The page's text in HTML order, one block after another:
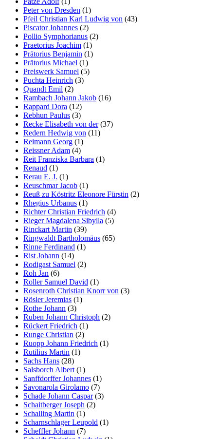
Peter von Dresden (1)
Pfeil Christian Karl Ludwig von (43)
Piscator Johannes (2)
Pollio Symphorianus (2)
Praetorius Joachim (1)
Prätorius Benjamin (1)
Prätorius Michael (1)
Preiswerk Samuel (5)
Puchta Heinrich (3)
Quandt Emil (2)
Rambach Johann Jakob (16)
Rappard Dora (12)
Rebhun Paulus (3)
Recke Elisabeth von der(37)
Redern Hedwig von (11)
Reimann Georg (1)
Reissner Adam (4)
Reit Franziska Barbara (1)
Renaud (1)
Rerau E. J. (1)
Reuschmar Jacob (1)
Reuß zu Köstritz Eleonore Fürstin (2)
Rhegius Urbanus (1)
Richter Christian Friedrich (4)
Rieger Magdalena Sibylla (5)
Rinckart Martin (39)
Ringwaldt Bartholomäus (65)
Rinne Ferdinand (1)
Rist Johann (14)
Rodigast Samuel (2)
Roh Jan (6)
Roller Samuel David (1)
Rosenroth Christian Knorr von (3)
Rösler Jeremias (1)
Rothe Johann (3)
Ruben Johann Christoph (2)
Rückert Friedrich (1)
Runge Christian (2)
Ruopp Johann Friedrich (1)
Rutilius Martin (1)
Sachs Hans (28)
Salsborch Albert (1)
Sanffdorffer Johannes (1)
Savonarola Girolamo (7)
Schade Johann Caspar(3)
Schaitberger Joseph (2)
Schalling Martin (1)
Scharnschlager Leupold (1)
Scheffler Johann (7)